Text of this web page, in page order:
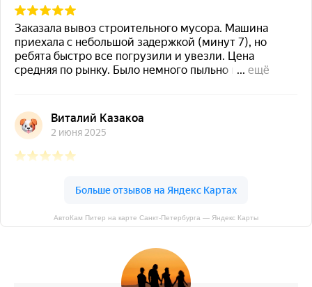
АвтоКам Питер на карте Санкт‑Петербурга — Яндекс Карты